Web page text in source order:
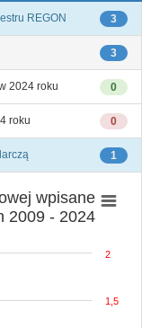
3
REGON
3
0
2024 roku
0
roku
1
wpisane
2009 - 2024
1,5
2